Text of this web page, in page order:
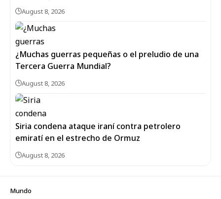
August 8, 2026
¿Muchas guerras pequeñas o el preludio de una
Tercera Guerra Mundial?
August 8, 2026
Siria condena ataque iraní contra petrolero
emiratí en el estrecho de Ormuz
August 8, 2026
Mundo